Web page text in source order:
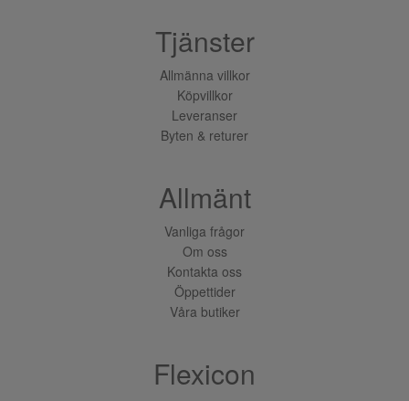
Tjänster
Allmänna villkor
Köpvillkor
Leveranser
Byten & returer
Allmänt
Vanliga frågor
Om oss
Kontakta oss
Öppettider
Våra butiker
Flexicon